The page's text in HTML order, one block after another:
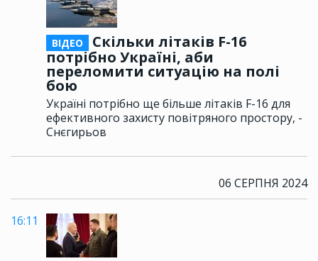
ВІДЕО
Скільки літаків F-16
потрібно Україні, аби
переломити ситуацію на полі
бою
Україні потрібно ще більше літаків F-16 для
ефективного захисту повітряного простору, -
Снєгирьов
06 СЕРПНЯ 2024
16:11